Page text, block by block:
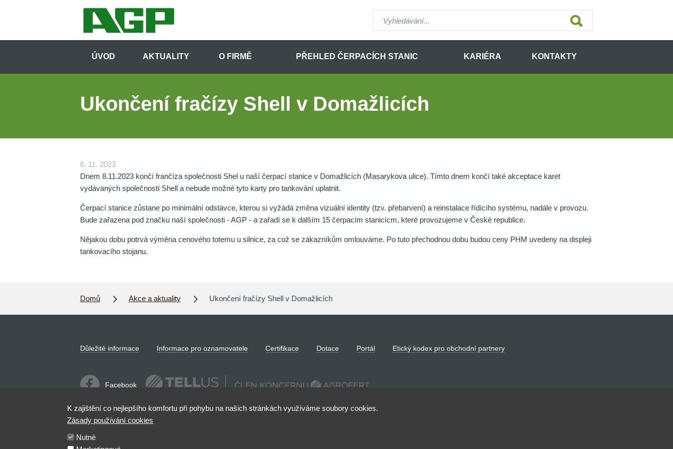
obsahu
ÚVOD AKTUALITY O FIRMĚ PŘEHLED ČERPACÍCH STANIC KARIÉRA KONTAKTY
Ukončení fračízy Shell v Domažlicích
6. 11. 2023
Dnem 8.11.2023 končí frančíza společnosti Shel u naší čerpací stanice v Domažlicích (Masarykova ulice). Tímto dnem končí také akceptace karet
vydávaných společností Shell a nebude možné tyto karty pro tankování uplatnit.
Čerpací stanice zůstane po minimální odstávce, kterou si vyžádá změna vizuální identity (tzv. přebarvení) a reinstalace řídícího systému, nadále v provozu.
Bude zařazena pod značku naší společnosti - AGP - a zařadí se k dalším 15 čerpacím stanicícm, které provozujeme v České republice.
Nějakou dobu potrvá výměna cenového totemu u silnice, za což se zákazníkům omlouváme. Po tuto přechodnou dobu budou ceny PHM uvedeny na displeji
tankovacího stojanu.
Domů Akce a aktuality Ukončení fračízy Shell v Domažlicích
Důležité informace Informace pro oznamovatele Certifikace Dotace Portál Etický kodex pro obchodní partnery
Facebook
Toto jsou internetové stránky společnosti AGROPODNIK DOMAŽLICE a.s., se sídlem na adrese Masarykova 523, 344 01 Domažlice, zapsané v obchodním
K zajištění co nejlepšího komfortu při pohybu na našich stránkách využíváme soubory cookies.
Zásady používání cookies
Nutné